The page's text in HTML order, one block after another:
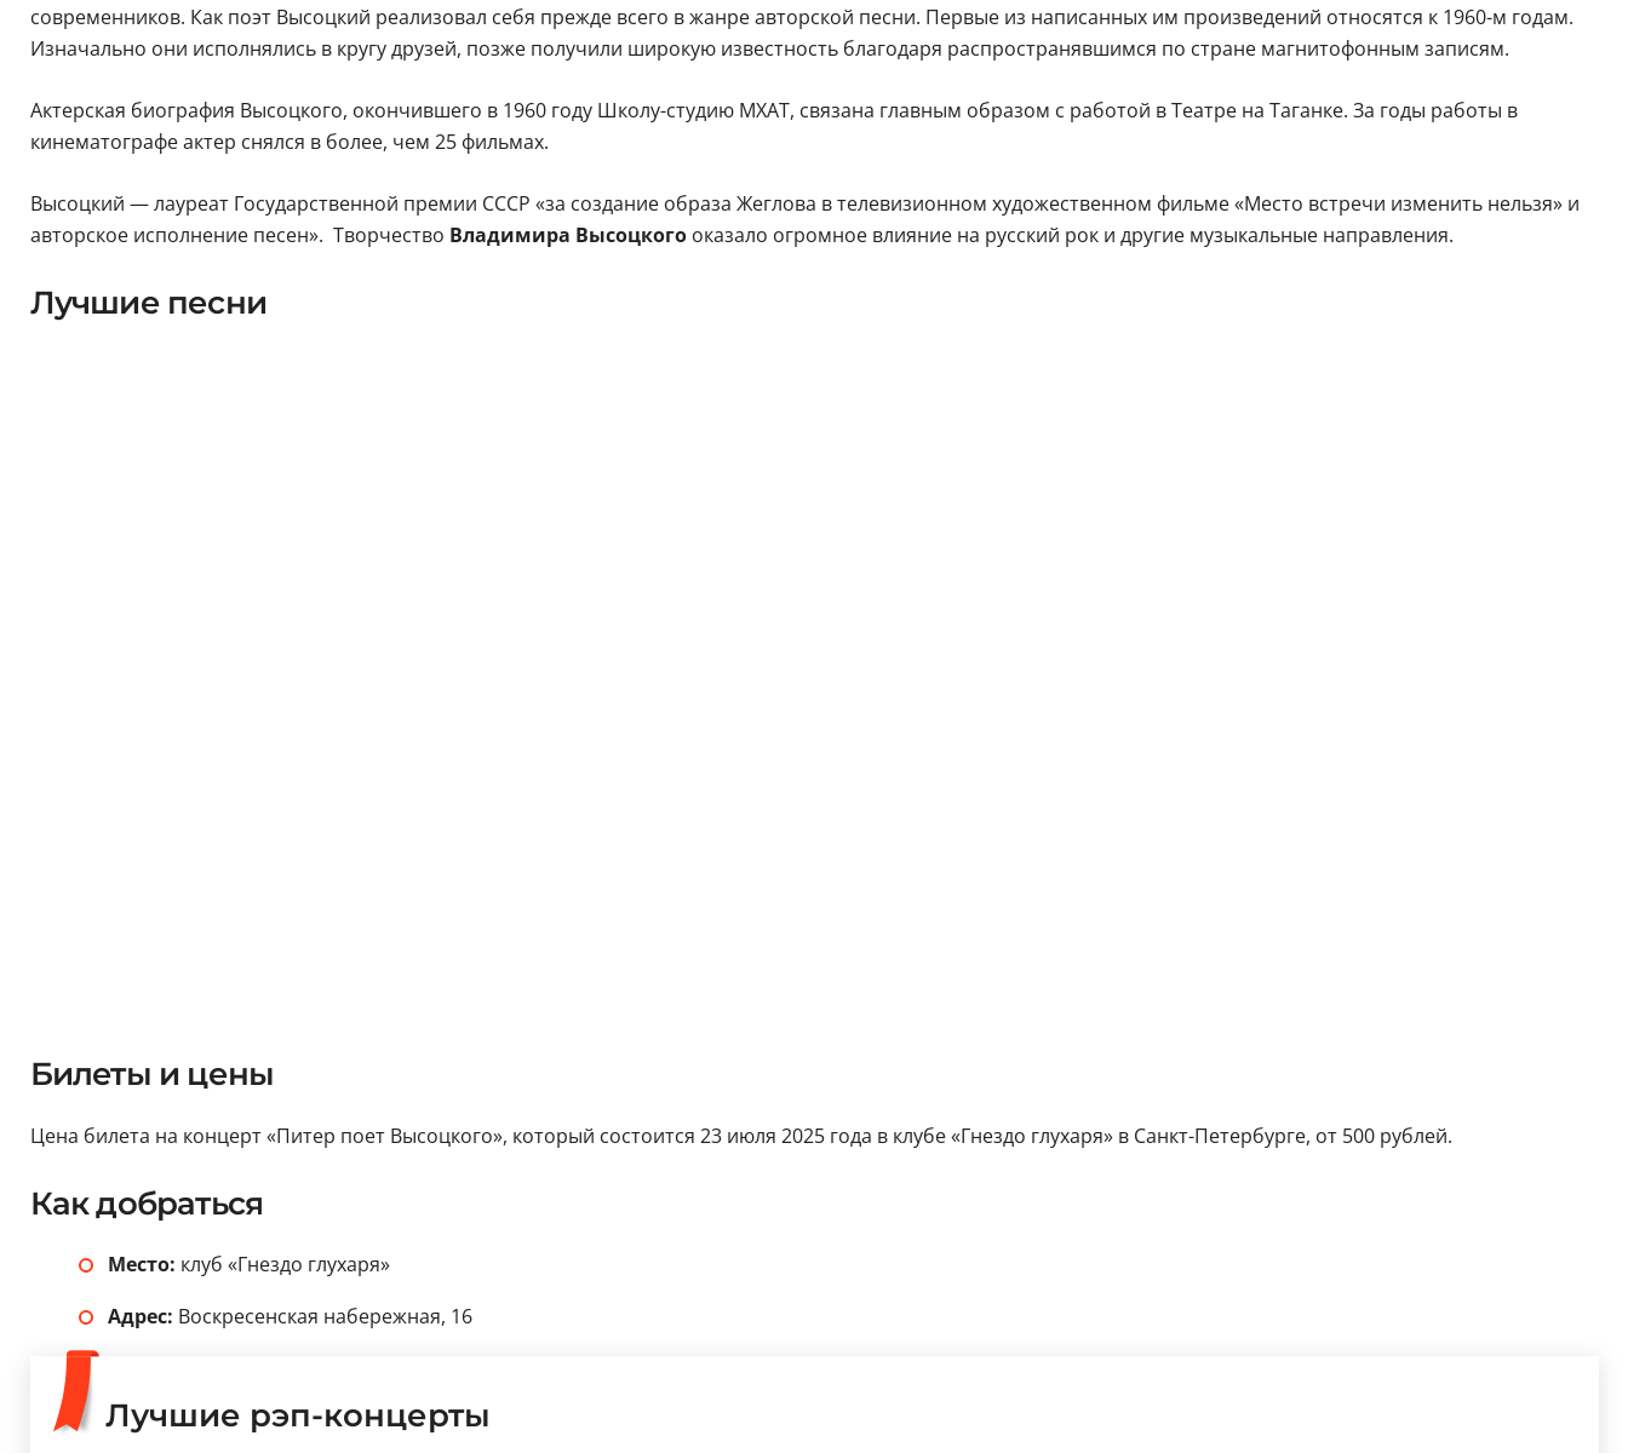
современников. Как поэт Высоцкий реализовал себя прежде всего в жанре авторской песни. Первые из написанных им произведений относятся к 1960-м годам.
Изначально они исполнялись в кругу друзей, позже получили широкую известность благодаря распространявшимся по стране магнитофонным записям.
Актерская биография Высоцкого, окончившего в 1960 году Школу-студию МХАТ, связана главным образом с работой в Театре на Таганке. За годы работы в
кинематографе актер снялся в более, чем 25 фильмах.
Высоцкий — лауреат Государственной премии СССР «за создание образа Жеглова в телевизионном художественном фильме «Место встречи изменить нельзя» и
авторское исполнение песен». Творчество Владимира Высоцкогооказало огромное влияние на русский рок и другие музыкальные направления.
Лучшие песни
Билеты и цены
Цена билета на концерт «Питер поет Высоцкого», который состоится 23 июля 2025 года в клубе «Гнездо глухаря» в Санкт-Петербурге, от 500 рублей.
Как добраться
Место: клуб «Гнездо глухаря»
Адрес: Воскресенская набережная, 16
Лучшие рэп-концерты